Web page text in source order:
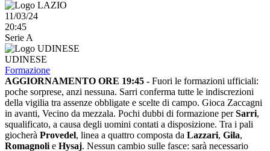
11/03/24
20:45
Serie A
UDINESE
Formazione
AGGIORNAMENTO ORE 19:45 - Fuori le formazioni ufficiali:
poche sorprese, anzi nessuna. Sarri conferma tutte le indiscrezioni
della vigilia tra assenze obbligate e scelte di campo. Gioca Zaccagni
in avanti, Vecino da mezzala. Pochi dubbi di formazione perSarri,
squalificato, a causa degli uomini contati a disposizione. Tra i pali
giocherà Provedel, linea a quattro composta da Lazzari, Gila,
Romagnoli e Hysaj. Nessun cambio sulle fasce: sarà necessario